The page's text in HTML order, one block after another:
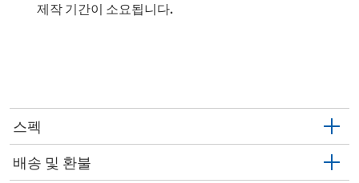
제작 기간이 소요됩니다.
스펙
배송 및 환불